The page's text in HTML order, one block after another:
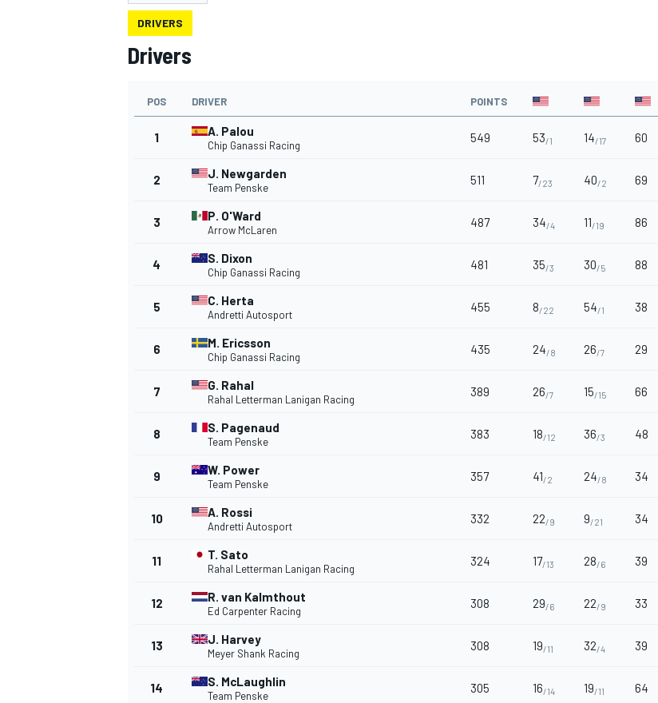
MOTOGP
NASCAR CUP
INDYCAR
DRIVERS
Drivers
POS DRIVER POINTS
1 A. Palou
Chip Ganassi Racing
549 53/1 14/17 60
2 J. Newgarden
Team Penske
511 7/23 40/2 69
3 P. O'Ward
Arrow McLaren
487 34/4 11/19 86
4 S. Dixon
Chip Ganassi Racing
481 35/3 30/5 88
5 C. Herta
Andretti Autosport
455 8/22 54/1 38
6 M. Ericsson
Chip Ganassi Racing
435 24/8 26/7 29
7 G. Rahal
Rahal Letterman Lanigan Racing
389 26/7 15/15 66
8 S. Pagenaud
Team Penske
383 18/12 36/3 48
9 W. Power
Team Penske
357 41/2 24/8 34
10 A. Rossi
Andretti Autosport
332 22/9 9/21 34
11 T. Sato
Rahal Letterman Lanigan Racing
324 17/13 28/6 39
12 R. van Kalmthout
Ed Carpenter Racing
308 29/6 22/9 33
13 J. Harvey
Meyer Shank Racing
308 19/11 32/4 39
14 S. McLaughlin
Team Penske
305 16/14 19/11 64